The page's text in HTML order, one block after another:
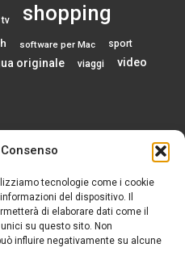
tecnologie come i cookie
del dispositivo. Il
di elaborare dati come il
su questo sito. Non
influire negativamente su alcune
tv shopping
software per Mac sport
originale viaggi video
2026
G V S
1
2